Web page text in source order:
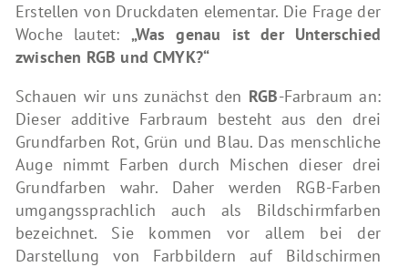
Erstellen von Druckdaten elementar. Die Frage der
Woche lautet: „Was genau ist der Unterschied
zwischen RGB und CMYK?“
Schauen wir uns zunächst den RGB-Farbraum an:
Dieser additive Farbraum besteht aus den drei
Grundfarben Rot, Grün und Blau. Das menschliche
Auge nimmt Farben durch Mischen dieser drei
Grundfarben wahr. Daher werden RGB-Farben
umgangssprachlich auch als Bildschirmfarben
bezeichnet. Sie kommen vor allem bei der
Darstellung von Farbbildern auf Bildschirmen